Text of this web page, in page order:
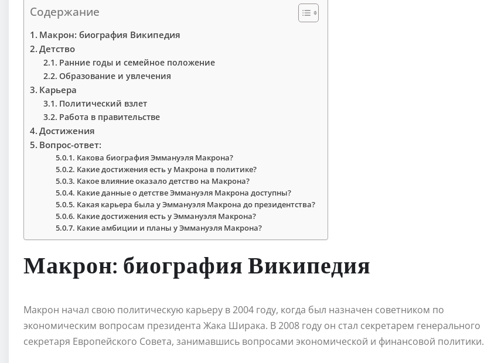
Содержание
Макрон: биография Википедия
Детство
Ранние годы и семейное положение
Образование и увлечения
Карьера
Политический взлет
Работа в правительстве
Достижения
Вопрос-ответ:
Какова биография Эммануэля Макрона?
Какие достижения есть у Макрона в политике?
Какое влияние оказало детство на Макрона?
Какие данные о детстве Эммануэля Макрона доступны?
Какая карьера была у Эммануэля Макрона до президентства?
Какие достижения есть у Эммануэля Макрона?
Какие амбиции и планы у Эммануэля Макрона?
Макрон: биография Википедия
Макрон начал свою политическую карьеру в 2004 году, когда был назначен советником по
экономическим вопросам президента Жака Ширака. В 2008 году он стал секретарем генерального
секретаря Европейского Совета, занимавшись вопросами экономической и финансовой политики.